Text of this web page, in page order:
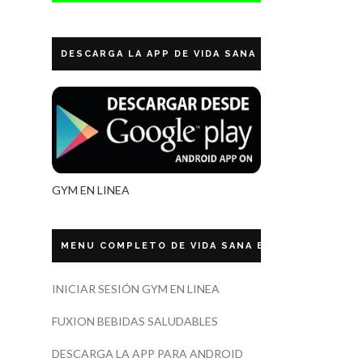
DESCARGA LA APP DE VIDA SANA ECUADOR
GYM EN LINEA
MENU COMPLETO DE VIDA SANA ECUADOR
INICIAR SESIÓN GYM EN LINEA
FUXION BEBIDAS SALUDABLES
DESCARGA LA APP PARA ANDROID